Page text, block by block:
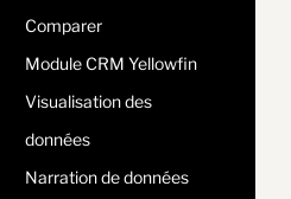
Comparer
Module CRM Yellowfin
Visualisation des
données
Narration de données